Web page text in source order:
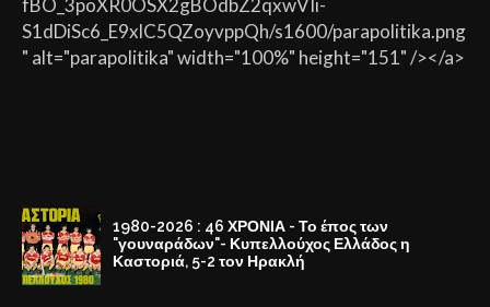
S1dDiSc6_E9xlC5QZoyvppQh/s1600/parapolitika.png
" alt="parapolitika" width="100%" height="151" /></a>
1980-2026 : 46 ΧΡΟΝΙΑ - Το έπος των
"γουναράδων"- Κυπελλούχος Ελλάδος η
Καστοριά, 5-2 τον Ηρακλή